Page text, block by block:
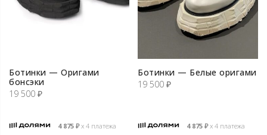
Ботинки — Оригами
бонсэки
19 500 ₽
4 875 ₽х 4 платежа
Ботинки — Белые оригами
19 500 ₽
4 875 ₽х 4 платежа